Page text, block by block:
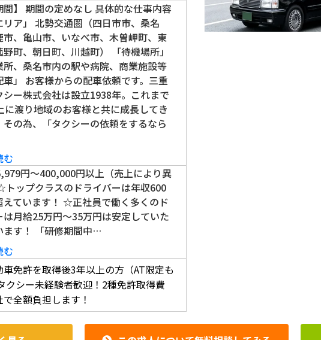
間】 期間の定めなし 具体的な仕事内容
リア」 北勢交通圏（四日市市、桑名
市、亀山市、いなべ市、木曽岬町、東
野町、朝日町、川越町） 「待機場所」
所、桑名市内の駅や病院、商業施設等
車」 お客様からの配車依頼です。三重
シー株式会社は設立1938年。これまで
に渡り地域のお客様と共に成長してき
その為、「タクシーの依頼をするなら
む
円～400,000円以上（売上により異
トップクラスのドライバーは年収600
えています！ ☆正社員で働く多くのド
は月給25万円～35万円は安定していた
ます！ 「研修期間中…
む
車免許を取得後3年以上の方（AT限定も
シー未経験者歓迎！2種免許取得費
全額負担します！